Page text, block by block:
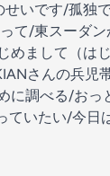
いです/孤独
て/東スーダ
めまして（は
さんの兵児
に調べる/おっ
ていたい/今日